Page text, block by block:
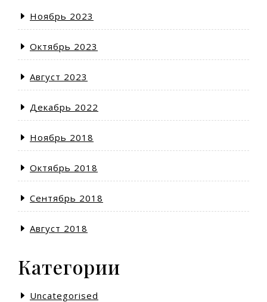
Ноябрь 2023
Октябрь 2023
Август 2023
Декабрь 2022
Ноябрь 2018
Октябрь 2018
Сентябрь 2018
Август 2018
Категории
Uncategorised